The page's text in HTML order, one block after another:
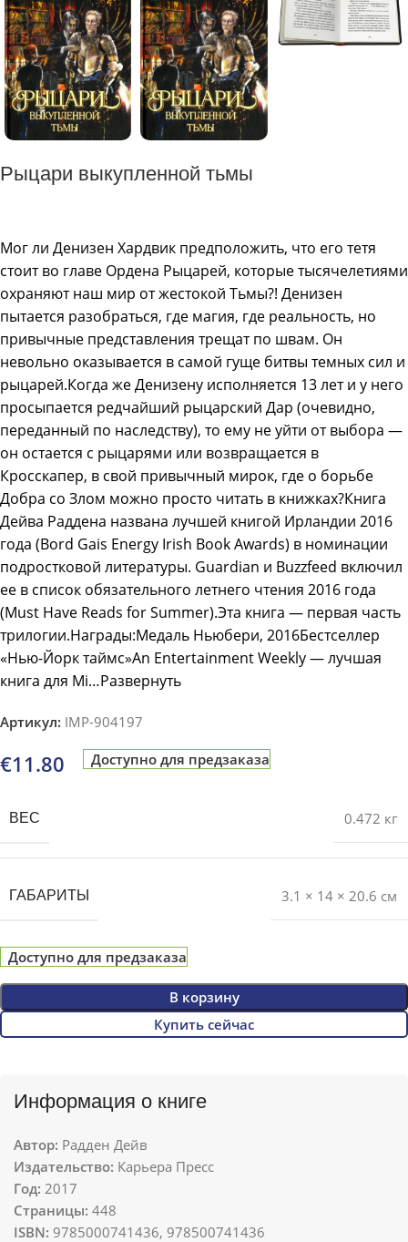
Рыцари выкупленной тьмы
Мог ли Денизен Хардвик предположить, что его тетя
стоит во главе Ордена Рыцарей, которые тысячелетиями
охраняют наш мир от жестокой Тьмы?! Денизен
пытается разобраться, где магия, где реальность, но
привычные представления трещат по швам. Он
невольно оказывается в самой гуще битвы темных сил и
рыцарей.Когда же Денизену исполняется 13 лет и у него
просыпается редчайший рыцарский Дар (очевидно,
переданный по наследству), то ему не уйти от выбора —
он остается с рыцарями или возвращается в
Кросскапер, в свой привычный мирок, где о борьбе
Добра со Злом можно просто читать в книжках?Книга
Дейва Раддена названа лучшей книгой Ирландии 2016
года (Bord Gais Energy Irish Book Awards) в номинации
подростковой литературы. Guardian и Buzzfeed включил
ее в список обязательного летнего чтения 2016 года
(Must Have Reads for Summer).Эта книга — первая часть
трилогии.Награды:Медаль Ньюбери, 2016Бестселлер
«Нью-Йорк таймс»An Entertainment Weekly — лучшая
книга для Mi…Развернуть
Артикул: IMP-904197
€11.80 Доступно для предзаказа
ВЕС 0.472 кг
ГАБАРИТЫ 3.1 × 14 × 20.6 см
Доступно для предзаказа
В корзину
Купить сейчас
Информация о книге
Автор: Радден Дейв
Издательство: Карьера Пресс
Год: 2017
Страницы: 448
ISBN: 9785000741436, 978500741436